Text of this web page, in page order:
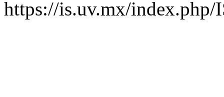
https://is.uv.mx/